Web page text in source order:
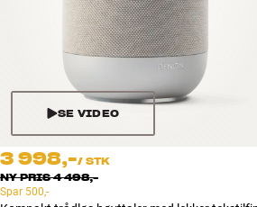
Tilbehør
INSPIRASJON
MERKER
NYHETER
SE VIDEO
3 998,-/ STK
NY PRIS4 498,-
Spar 500,-